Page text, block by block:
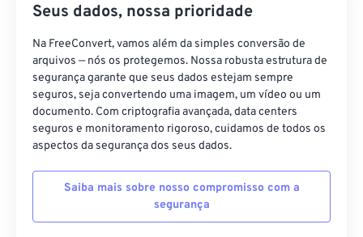
Seus dados, nossa prioridade
Na FreeConvert, vamos além da simples conversão de
arquivos — nós os protegemos. Nossa robusta estrutura de
segurança garante que seus dados estejam sempre
seguros, seja convertendo uma imagem, um vídeo ou um
documento. Com criptografia avançada, data centers
seguros e monitoramento rigoroso, cuidamos de todos os
aspectos da segurança dos seus dados.
Saiba mais sobre nosso compromisso com a
segurança